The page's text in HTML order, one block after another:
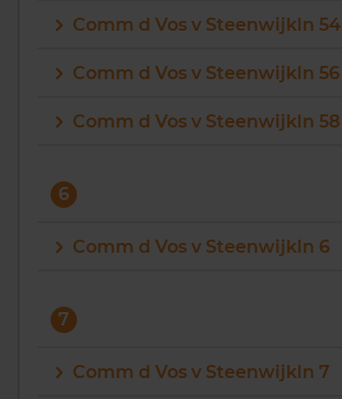
Comm d Vos v Steenwijkln 54
Comm d Vos v Steenwijkln 56
Comm d Vos v Steenwijkln 58
6
Comm d Vos v Steenwijkln 6
7
Comm d Vos v Steenwijkln 7